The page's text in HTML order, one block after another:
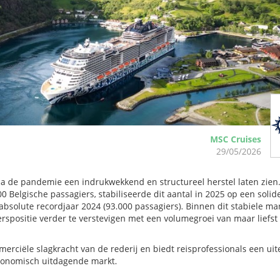
MSC Cruises
29/05/2026
de pandemie een indrukwekkend en structureel herstel laten zien.
Belgische passagiers, stabiliseerde dit aantal in 2025 op een
recordjaar 2024 (93.000 passagiers). Binnen dit stabiele
verder te verstevigen met een volumegroei van maar liefst
slagkracht van de rederij en biedt reisprofessionals een
uitdagende markt.